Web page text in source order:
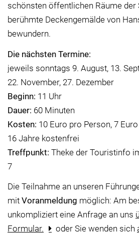
schönsten öffentlichen Räume der
berühmte Deckengemälde von
bewundern.
Die nächsten Termine:
jeweils sonntags 9. August, 13.
22. November, 27. Dezember
Beginn: 11 Uhr
Dauer: 60 Minuten
Kosten: 10 Euro pro Person, 7
16 Jahre kostenfrei
Treffpunkt: Theke der Touristinfo
7
Die Teilnahme an unseren
mit Voranmeldung möglich: Am
unkompliziert eine Anfrage an uns
Formular.
oder Sie wenden sich